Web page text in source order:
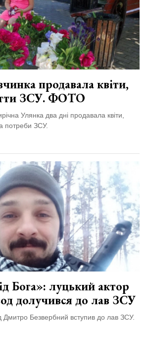
у
2026
продавала квіти,
ЗСУ. ФОТО
Улянка два дні продавала квіти,
потреби ЗСУ.
Бога»: луцький актор
долучився до лав ЗСУ
Дмитро Безвербний вступив до лав ЗСУ.